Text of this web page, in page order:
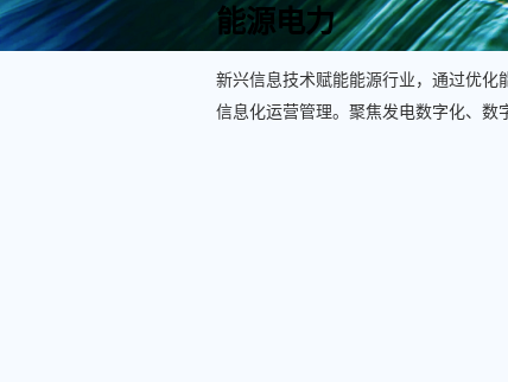
能源电力
新兴信息技术赋能能源行业，通过优化
信息化运营管理。聚焦发电数字化、数